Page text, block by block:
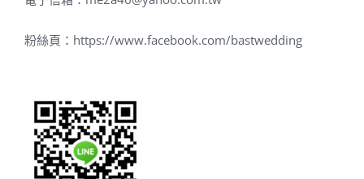
電子信箱：
me2a46@yahoo.com.tw
粉絲頁： https://www.facebook.com/bastwedding